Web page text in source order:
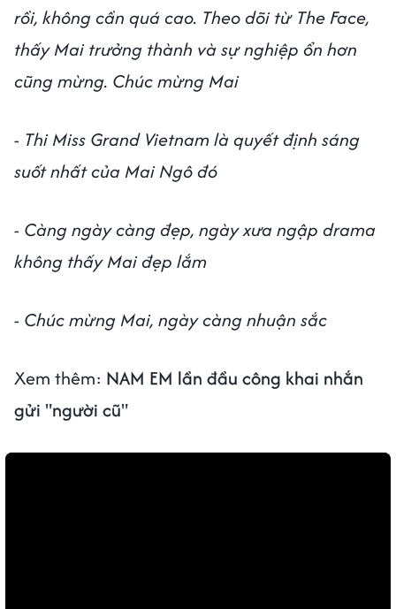
rồi, không cần quá cao. Theo dõi từ The Face,
thấy Mai trưởng thành và sự nghiệp ổn hơn
cũng mừng. Chúc mừng Mai
- Thi Miss Grand Vietnam là quyết định sáng
suốt nhất của Mai Ngô đó
- Càng ngày càng đẹp, ngày xưa ngập drama
không thấy Mai đẹp lắm
- Chúc mừng Mai, ngày càng nhuận sắc
Xem thêm: NAM EM lần đầu công khai nhắn
gửi "người cũ"